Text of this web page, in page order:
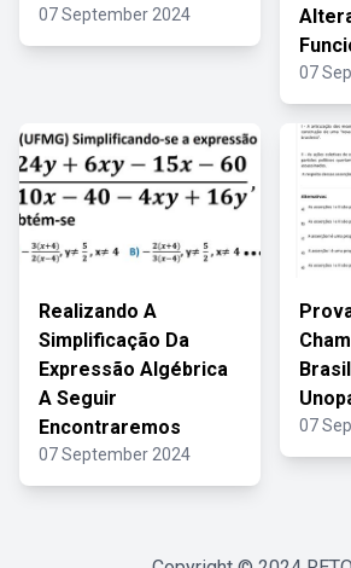
07 September 2024
07
Realizando A
Simplificação Da
Expressão Algébrica
A Seguir
Encontraremos
07 September 2024
07